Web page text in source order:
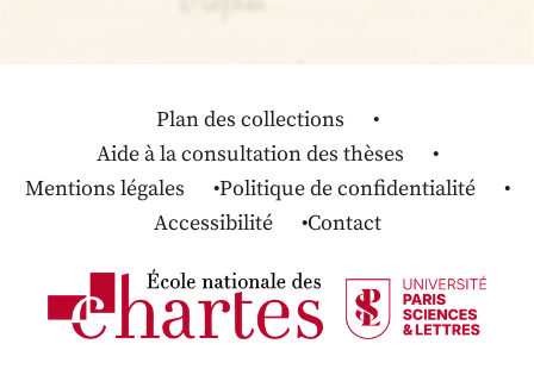
Plan des collections
Aide à la consultation des thèses
Mentions légales
Politique de confidentialité
Accessibilité
Contact